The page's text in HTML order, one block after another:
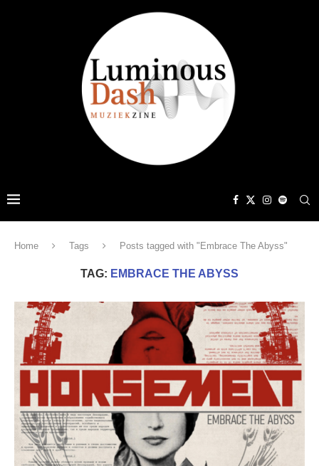
Home Tags Posts tagged with "Embrace The Abyss"
TAG: EMBRACE THE ABYSS